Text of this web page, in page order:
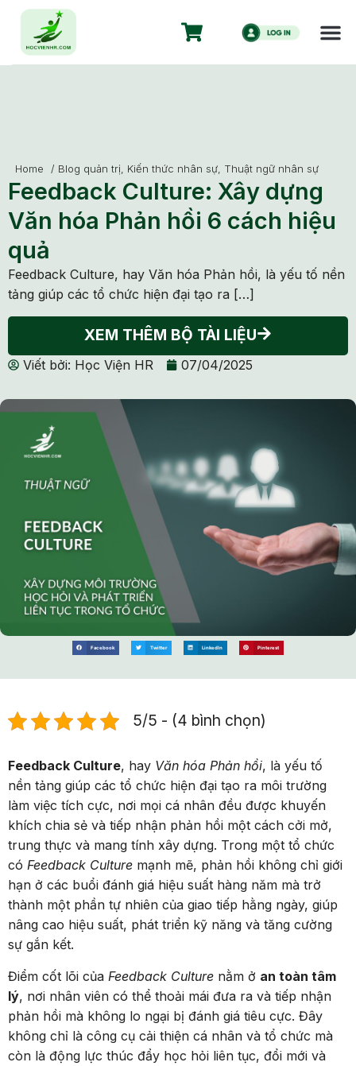
Home / Blog quản trị, Kiến thức nhân sự, Thuật ngữ nhân sự
Feedback Culture: Xây dựng
Văn hóa Phản hồi 6 cách hiệu
quả
Feedback Culture, hay Văn hóa Phản hồi, là yếu tố nền
tảng giúp các tổ chức hiện đại tạo ra […]
XEM THÊM BỘ TÀI LIỆU
Viết bởi: Học Viện HR 07/04/2025
Facebook Twitter LinkedIn Pinterest
5/5 - (4 bình chọn)
Feedback Culture, hay Văn hóa Phản hồi, là yếu tố
nền tảng giúp các tổ chức hiện đại tạo ra môi trường
làm việc tích cực, nơi mọi cá nhân đều được khuyến
khích chia sẻ và tiếp nhận phản hồi một cách cởi mở,
trung thực và mang tính xây dựng. Trong một tổ chức
có Feedback Culture mạnh mẽ, phản hồi không chỉ giới
hạn ở các buổi đánh giá hiệu suất hàng năm mà trở
thành một phần tự nhiên của giao tiếp hằng ngày, giúp
nâng cao hiệu suất, phát triển kỹ năng và tăng cường
sự gắn kết.
Điểm cốt lõi của Feedback Culture nằm ở an toàn tâm
lý, nơi nhân viên có thể thoải mái đưa ra và tiếp nhận
phản hồi mà không lo ngại bị đánh giá tiêu cực. Đây
không chỉ là công cụ cải thiện cá nhân và tổ chức mà
còn là động lực thúc đẩy học hỏi liên tục, đổi mới và